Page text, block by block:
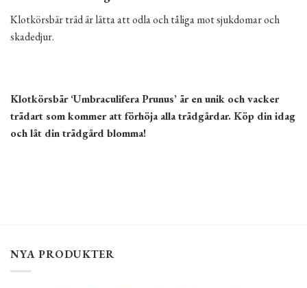
Klotkörsbär träd är lätta att odla och tåliga mot sjukdomar och
skadedjur.
Klotkörsbär ‘Umbraculifera Prunus’ är en unik och vacker
trädart som kommer att förhöja alla trädgårdar. Köp din idag
och låt din trädgård blomma!
NYA PRODUKTER